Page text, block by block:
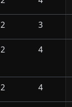
2 3
2 4
2 4